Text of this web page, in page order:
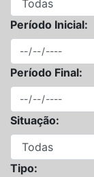
Período Inicial:
Período Final:
Situação:
Tipo: